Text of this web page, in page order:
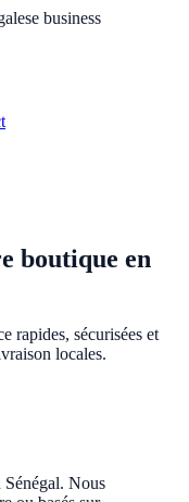
business
boutique en
rapides, sécurisées et
locales.
Sénégal. Nous